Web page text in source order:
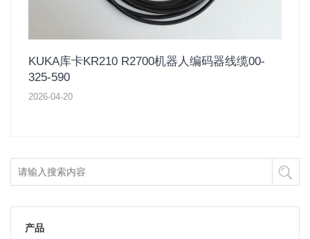
KUKA库卡KR210 R2700机器人编码器线缆00-
325-590
2026-04-20
产品